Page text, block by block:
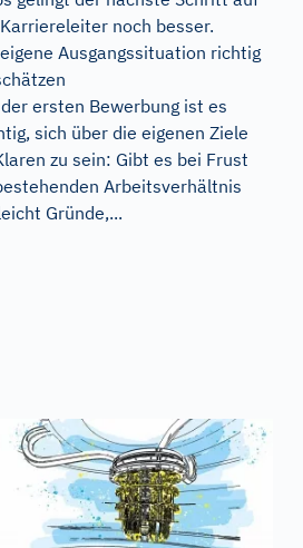
noch besser.
Ausgangssituation richtig
ersten Bewerbung ist es
sich über die eigenen Ziele
zu sein: Gibt es bei Frust
Arbeitsverhältnis
Gründe,...